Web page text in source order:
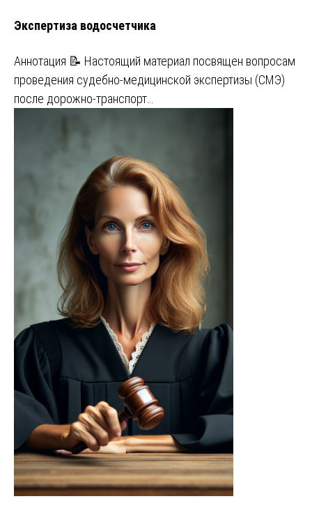
Экспертиза водосчетчика
Аннотация 📝 Настоящий материал посвящен вопросам
проведения судебно-медицинской экспертизы (СМЭ)
после дорожно-транспорт…